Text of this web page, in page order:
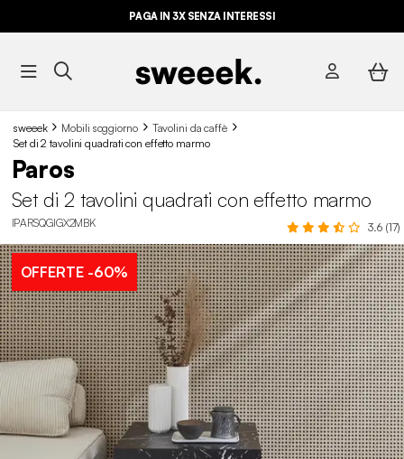
PAGA IN 3X SENZA INTERESSI
sweeek Mobili soggiorno
Tavolini da caffè
Set di 2 tavolini quadrati con effetto marmo
Paros
Set di 2 tavolini quadrati con effetto marmo
IPARSQGIGX2MBK 3.6 (17)
OFFERTE-60%